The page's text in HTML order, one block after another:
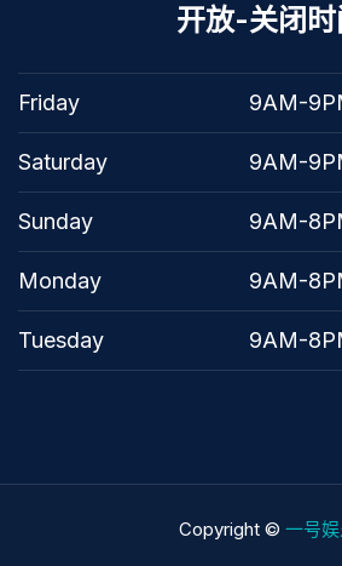
开放-关闭时
Friday 9AM-
Saturday 9AM-
Sunday 9AM-
Monday 9AM-
Tuesday 9AM-
Copyright © 一号